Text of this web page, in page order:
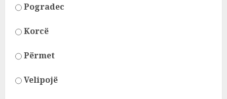
Pogradec
Korcë
Përmet
Velipojë